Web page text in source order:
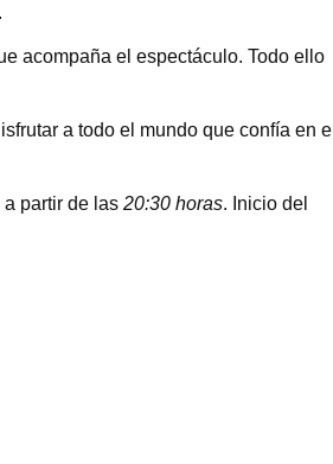
acompaña el espectáculo. Todo ello
a todo el mundo que confía en el
partir de las20:30 horas. Inicio del